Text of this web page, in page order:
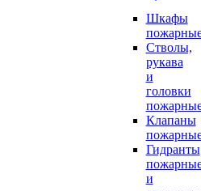
Шкафы
Стволы,
рукава
и
головки
Клапаны
Гидранты
и